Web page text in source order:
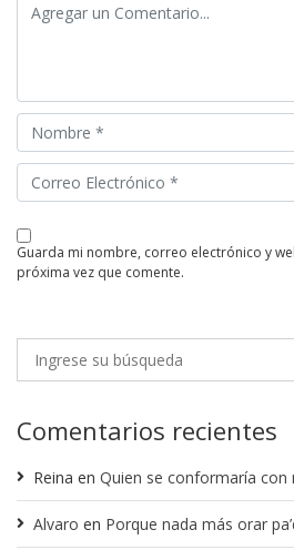
guarda mi nombre, correo electrónico y web en este navegador para la
próxima vez que comente.
Comentarios recientes
Reina en Quien se conformaría con
Alvaro en Porque nada más orar